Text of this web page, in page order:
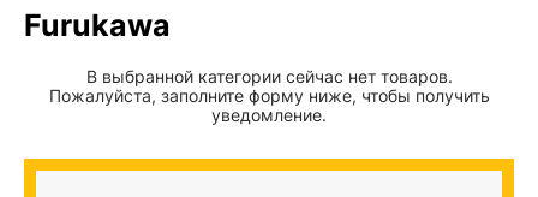
Furukawa
В выбранной категории сейчас нет товаров.
Пожалуйста, заполните форму ниже, чтобы получить
уведомление.